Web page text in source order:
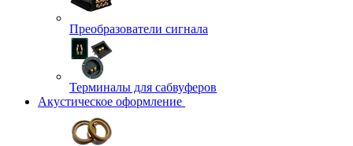
Преобразователи сигнала
Терминалы для сабвуферов
Акустическое оформление